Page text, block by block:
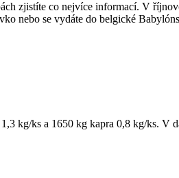
zjistíte co nejvíce informací. V
nebo se vydáte do belgické
kg/ks a 1650 kg kapra 0,8 kg/ks.